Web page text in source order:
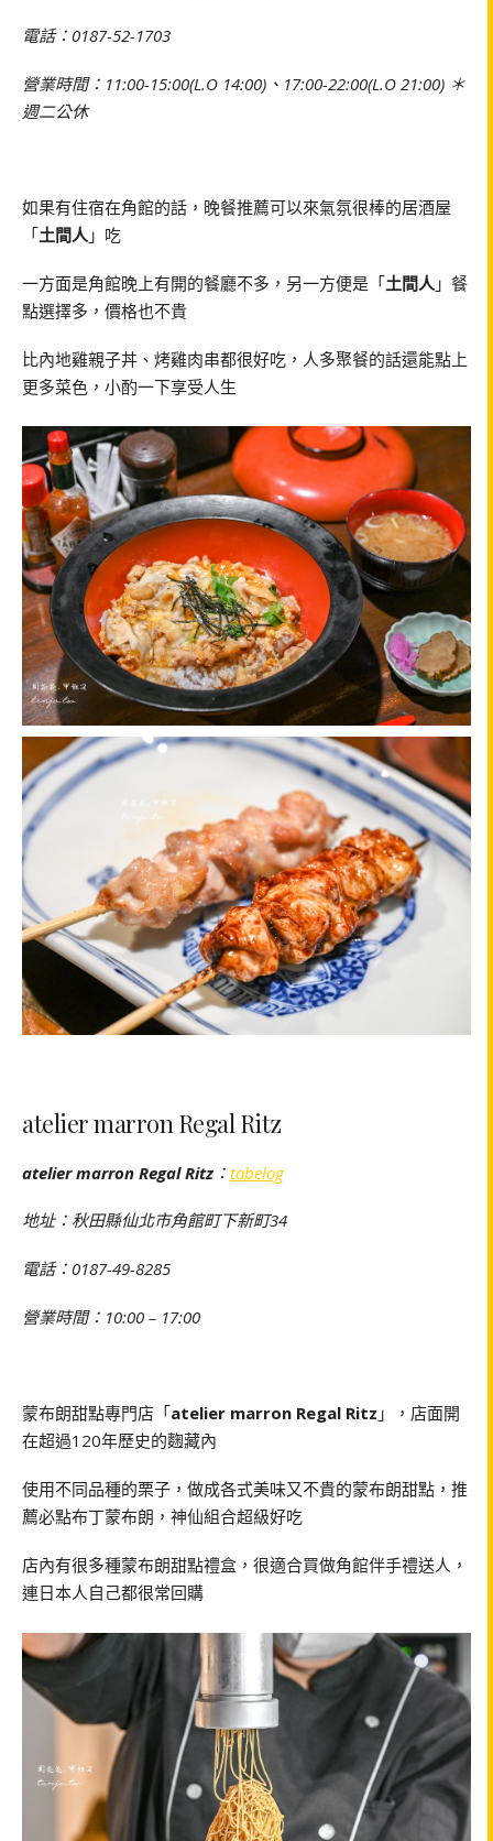
電話：0187-52-1703
營業時間：11:00-15:00(L.O 14:00)、17:00-22:00(L.O 21:00) ＊
週二公休
如果有住宿在角館的話，晚餐推薦可以來氣氛很棒的居酒屋
「土間人 」吃
一方面是角館晚上有開的餐廳不多，另一方便是「土間人 」餐
點選擇多，價格也不貴
比內地雞親子丼、烤雞肉串都很好吃，人多聚餐的話還能點上
更多菜色，小酌一下享受人生
atelier marron Regal Ritz
atelier marron Regal Ritz ： tabelog
地址：秋田縣仙北市角館町下新町34
電話：0187-49-8285
營業時間：10:00 – 17:00
蒙布朗甜點專門店「atelier marron Regal Ritz 」，店面開
在超過120年歷史的麴藏內
使用不同品種的栗子，做成各式美味又不貴的蒙布朗甜點，推
薦必點布丁蒙布朗，神仙組合超級好吃
店內有很多種蒙布朗甜點禮盒，很適合買做角館伴手禮送人，
連日本人自己都很常回購